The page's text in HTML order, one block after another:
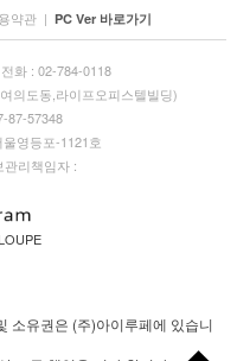
약관 | PC Ver 바로가기
화 : 02-784-0118
의도동,라이프오피스텔빌딩)
87-57348
영등포-1121호
리책임자 :
소유권은 (주)아이루페에 있습니